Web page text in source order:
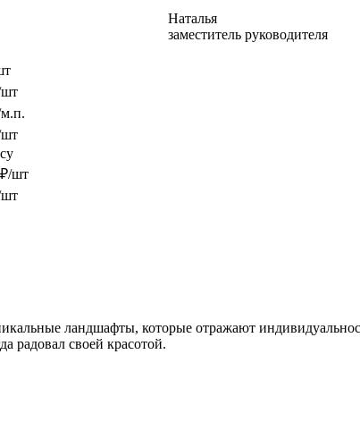
Наталья
заместитель руководителя
шт
шт
шт
шт
ландшафты, которые отражают
радовал своей красотой.